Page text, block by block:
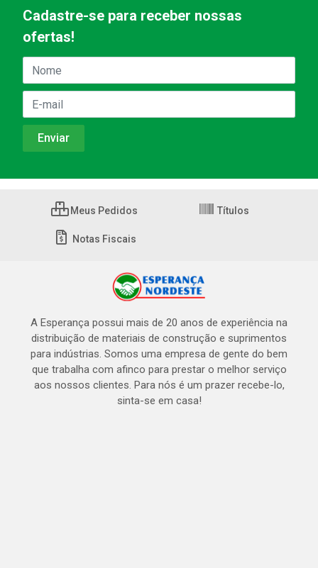
Cadastre-se para receber nossas
ofertas!
Meus Pedidos Títulos
Notas Fiscais
A Esperança possui mais de 20 anos de experiência na
distribuição de materiais de construção e suprimentos
para indústrias. Somos uma empresa de gente do bem
que trabalha com afinco para prestar o melhor serviço
aos nossos clientes. Para nós é um prazer recebe-lo,
sinta-se em casa!